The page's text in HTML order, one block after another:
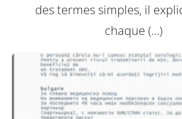
des termes simples, il
chaque (…)